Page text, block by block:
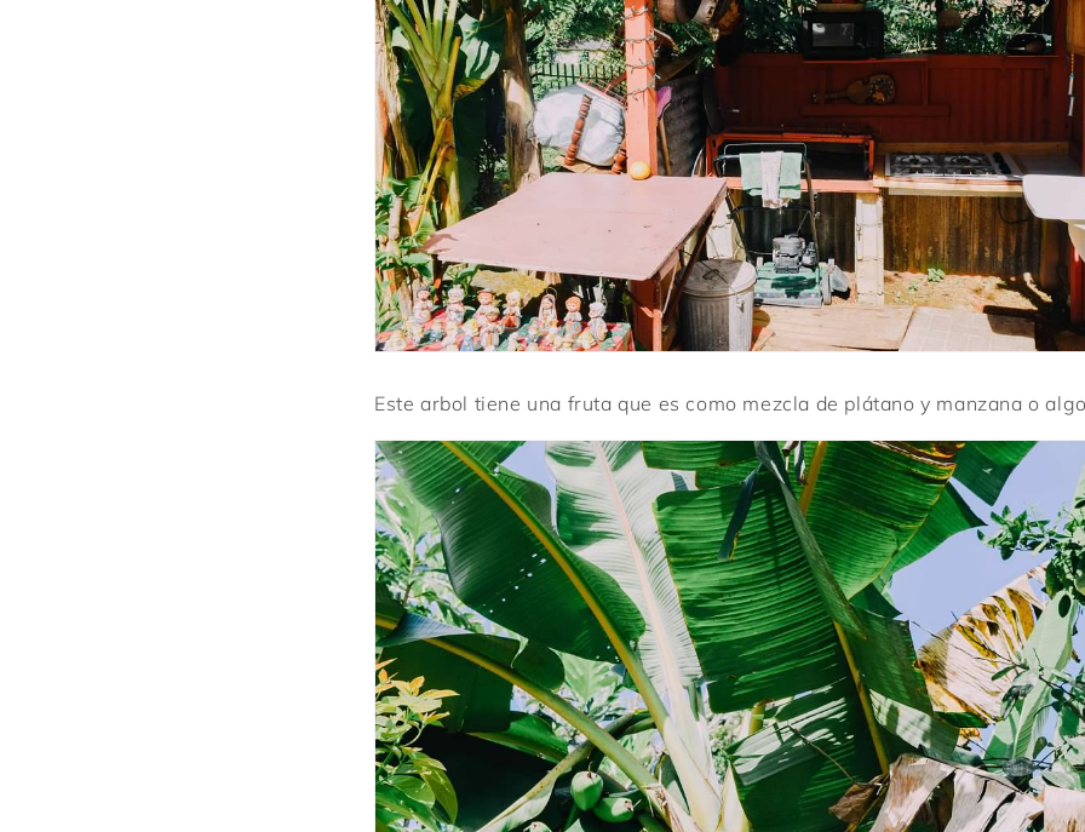
Este arbol tiene una fruta que es como mezcla de plátano y manzana o